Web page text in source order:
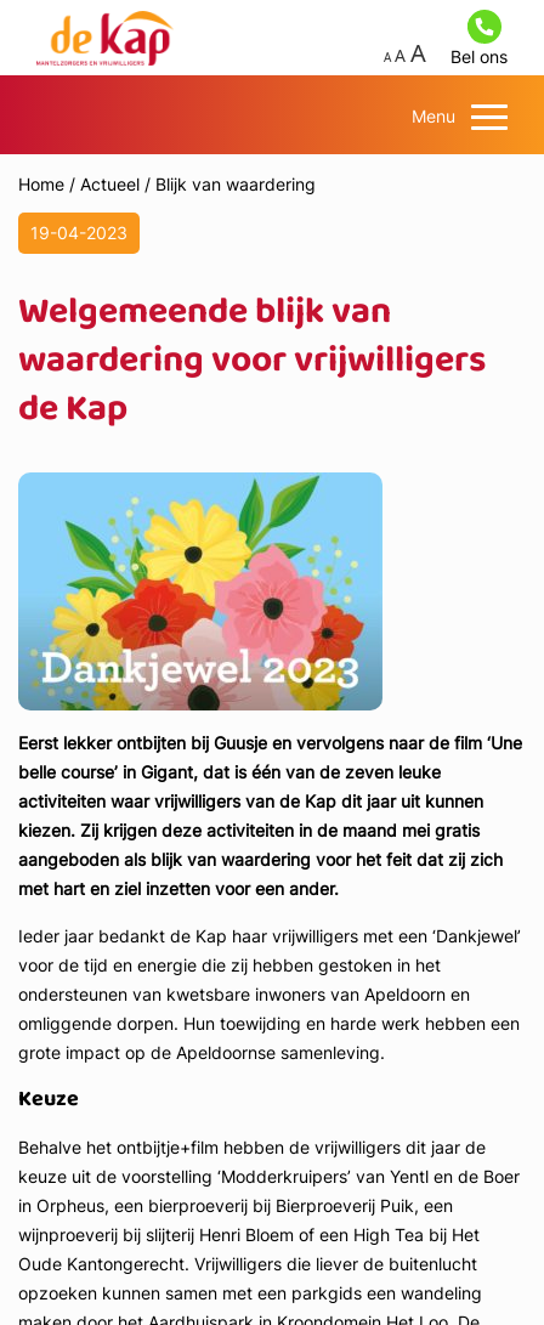
Bel ons
Menu
Home / Actueel / Blijk van waardering
19-04-2023
Welgemeende blijk van
waardering voor vrijwilligers
de Kap
Eerst lekker ontbijten bij Guusje en vervolgens naar de film ‘Une
belle course’ in Gigant, dat is één van de zeven leuke
activiteiten waar vrijwilligers van de Kap dit jaar uit kunnen
kiezen. Zij krijgen deze activiteiten in de maand mei gratis
aangeboden als blijk van waardering voor het feit dat zij zich
met hart en ziel inzetten voor een ander.
Ieder jaar bedankt de Kap haar vrijwilligers met een ‘Dankjewel’
voor de tijd en energie die zij hebben gestoken in het
ondersteunen van kwetsbare inwoners van Apeldoorn en
omliggende dorpen. Hun toewijding en harde werk hebben een
grote impact op de Apeldoornse samenleving.
Keuze
Behalve het ontbijtje+film hebben de vrijwilligers dit jaar de
keuze uit de voorstelling ‘Modderkruipers’ van Yentl en de Boer
in Orpheus, een bierproeverij bij Bierproeverij Puik, een
wijnproeverij bij slijterij Henri Bloem of een High Tea bij Het
Oude Kantongerecht. Vrijwilligers die liever de buitenlucht
opzoeken kunnen samen met een parkgids een wandeling